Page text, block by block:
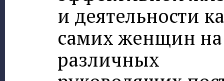
и деятельности
самих женщин на
различных